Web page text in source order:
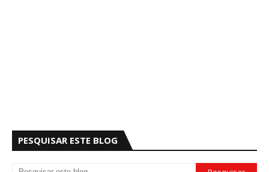
PESQUISAR ESTE BLOG